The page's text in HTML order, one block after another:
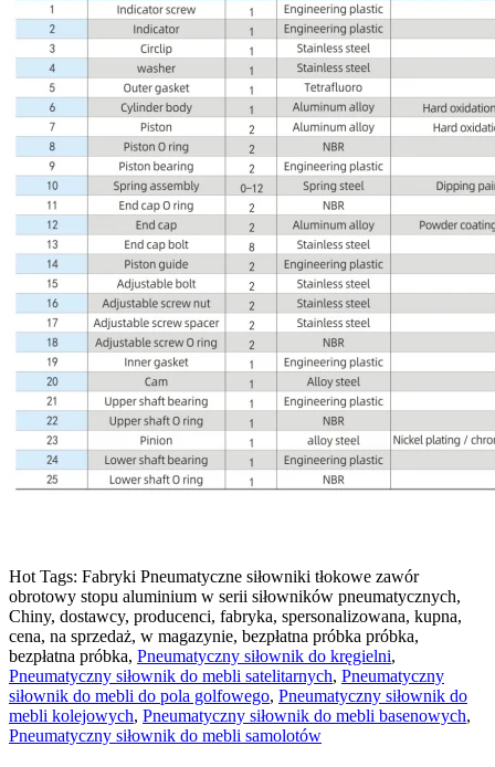
Hot Tags: Fabryki Pneumatyczne siłowniki tłokowe zawór
obrotowy stopu aluminium w serii siłowników pneumatycznych,
Chiny, dostawcy, producenci, fabryka, spersonalizowana, kupna,
cena, na sprzedaż, w magazynie, bezpłatna próbka próbka,
bezpłatna próbka, Pneumatyczny siłownik do kręgielni,
Pneumatyczny siłownik do mebli satelitarnych, Pneumatyczny
siłownik do mebli do pola golfowego, Pneumatyczny siłownik do
mebli kolejowych, Pneumatyczny siłownik do mebli basenowych,
Pneumatyczny siłownik do mebli samolotów